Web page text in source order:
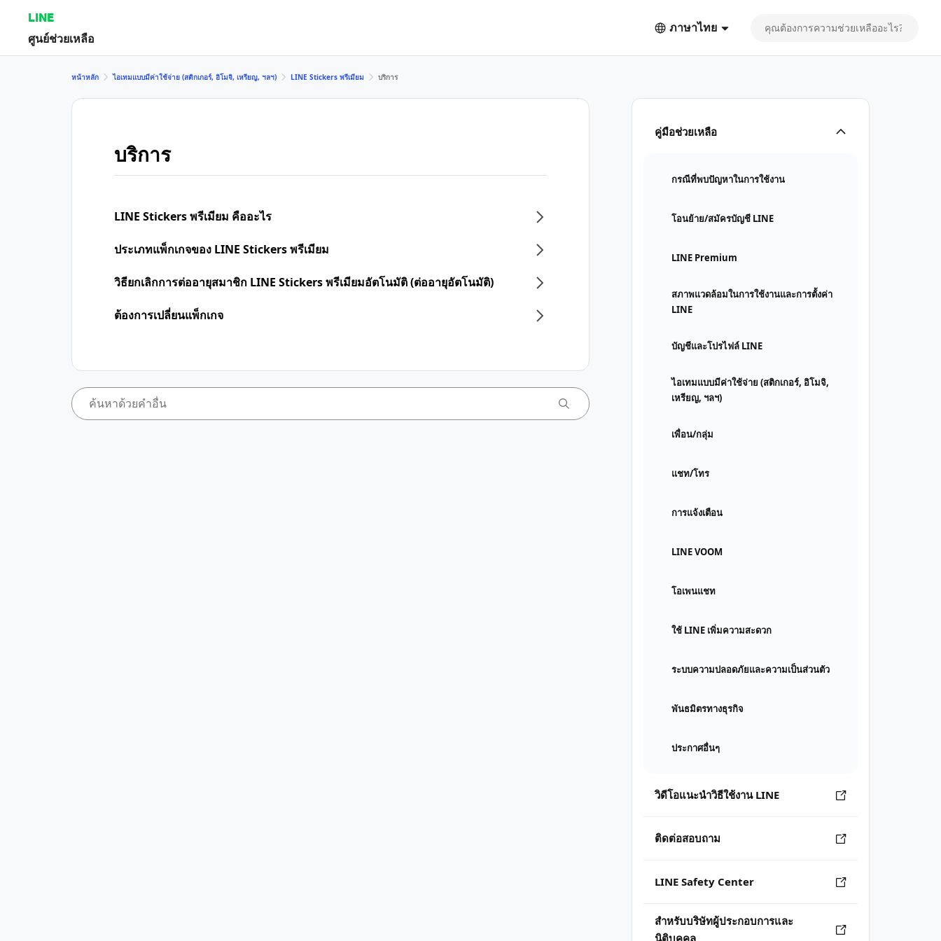
LINE
ศูนย์ช่วยเหลือ
ภาษาไทย
คู่มือช่วยเหลือ
กรณีที่พบปัญหาในการใช้งาน
โอนย้าย/สมัครบัญชี LINE
LINE Premium
สภาพแวดล้อมในการใช้งานและการตั้งค่า
LINE
บัญชีและโปรไฟล์ LINE
ไอเทมแบบมีค่าใช้จ่าย (สติกเกอร์, อิโมจิ,
เหรียญ, ฯลฯ)
เพื่อน/กลุ่ม
แชท/โทร
การแจ้งเตือน
LINE VOOM
โอเพนแชท
ใช้ LINE เพิ่มความสะดวก
ระบบความปลอดภัยและความเป็นส่วนตัว
พันธมิตรทางธุรกิจ
ประกาศอื่นๆ
วิดีโอแนะนำวิธีใช้งาน LINE
ติดต่อสอบถาม
LINE Safety Center
สำหรับบริษัทผู้ประกอบการและ
นิติบุคคล
หน้าหลัก ไอเทมแบบมีค่าใช้จ่าย (สติกเกอร์, อิโมจิ, เหรียญ, ฯลฯ) LINE Stickers พรีเมียม บริการ
บริการ
LINE Stickers พรีเมียม คืออะไร
ประเภทแพ็กเกจของ LINE Stickers พรีเมียม
วิธียกเลิกการต่ออายุสมาชิก LINE Stickers พรีเมียมอัตโนมัติ (ต่ออายุอัตโนมัติ)
ต้องการเปลี่ยนแพ็กเกจ